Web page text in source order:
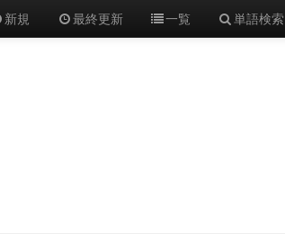
新規 最終更新 一覧 単語検索